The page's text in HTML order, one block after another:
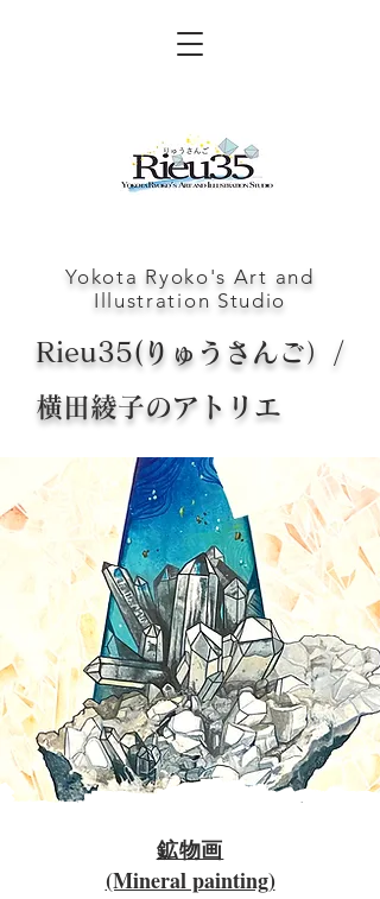
​Yokota Ryoko's Art and
Illustration Studio
Rieu35(りゅうさんご）/
横田綾子のアトリエ
鉱物画
(Mineral painting)